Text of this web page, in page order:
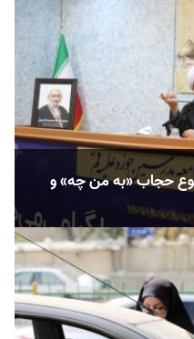
حجاب «به من چه» و